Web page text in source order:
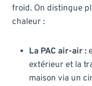
froid. On distingue
chaleur :
La PAC air-air :
extérieur et la
maison via un